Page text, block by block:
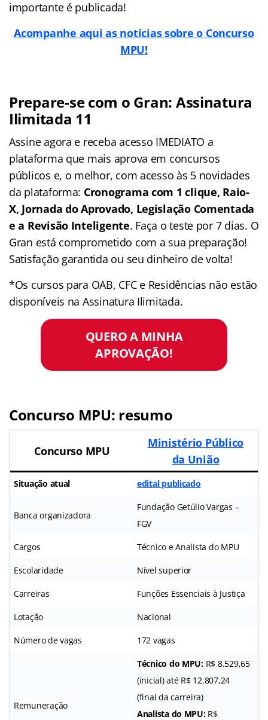
importante é publicada!
Acompanhe aqui as notícias sobre o Concurso
MPU!
Prepare-se com o Gran: Assinatura
Ilimitada 11
Assine agora e receba acesso IMEDIATO a
plataforma que mais aprova em concursos
públicos e, o melhor, com acesso às 5 novidades
da plataforma: Cronograma com 1 clique, Raio-
X, Jornada do Aprovado, Legislação Comentada
e a Revisão Inteligente. Faça o teste por 7 dias. O
Gran está comprometido com a sua preparação!
Satisfação garantida ou seu dinheiro de volta!
*Os cursos para OAB, CFC e Residências não estão
disponíveis na Assinatura Ilimitada.
QUERO A MINHA
APROVAÇÃO!
Concurso MPU: resumo
Concurso MPU
Ministério Público
da União
Situação atual edital publicado
Banca organizadora
Fundação Getúlio Vargas –
FGV
Cargos Técnico e Analista do MPU
Escolaridade Nível superior
Carreiras Funções Essenciais à Justiça
Lotação Nacional
Número de vagas 172 vagas
Remuneração
Técnico do MPU: R$ 8.529,65
(inicial) até R$ 12.807,24
(final da carreira)
Analista do MPU: R$